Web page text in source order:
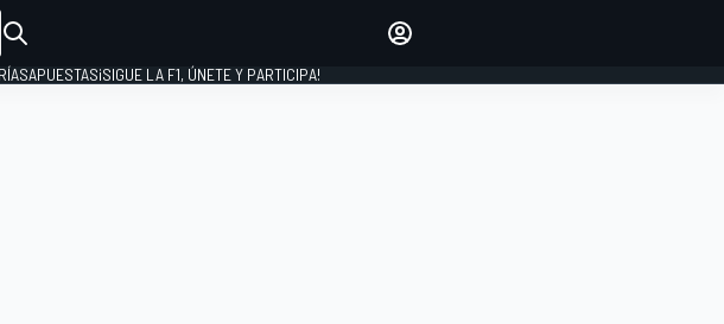
APUESTAS¡SIGUE LA F1, ÚNETE Y PARTICIPA!